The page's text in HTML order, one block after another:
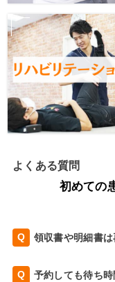
よくある質問
初めての
領収書や明細書
予約しても待ち